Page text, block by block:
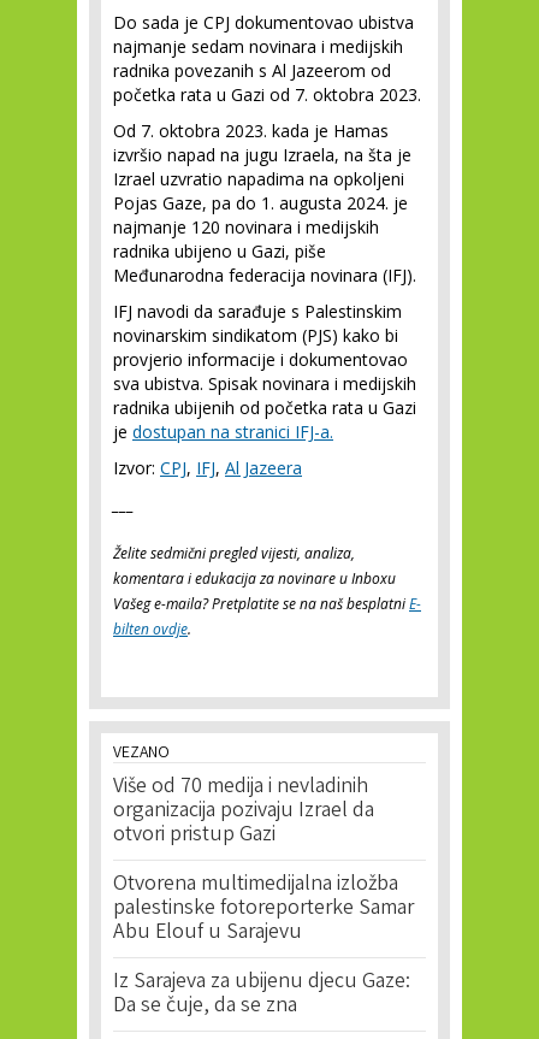
Do sada je CPJ dokumentovao ubistva
najmanje sedam novinara i medijskih
radnika povezanih s Al Jazeerom od
početka rata u Gazi od 7. oktobra 2023.
Od 7. oktobra 2023. kada je Hamas
izvršio napad na jugu Izraela, na šta je
Izrael uzvratio napadima na opkoljeni
Pojas Gaze, pa do 1. augusta 2024. je
najmanje 120 novinara i medijskih
radnika ubijeno u Gazi, piše
Međunarodna federacija novinara (IFJ).
IFJ navodi da sarađuje s Palestinskim
novinarskim sindikatom (PJS) kako bi
provjerio informacije i dokumentovao
sva ubistva. Spisak novinara i medijskih
radnika ubijenih od početka rata u Gazi
je dostupan na stranici IFJ-a.
Izvor: CPJ, IFJ, Al Jazeera
Želite sedmični pregled vijesti, analiza,
komentara i edukacija za novinare u Inboxu
Vašeg e-maila? Pretplatite se na naš besplatniE-
bilten ovdje.
VEZANO
Više od 70 medija i nevladinih
organizacija pozivaju Izrael da
otvori pristup Gazi
Otvorena multimedijalna izložba
palestinske fotoreporterke Samar
Abu Elouf u Sarajevu
Iz Sarajeva za ubijenu djecu Gaze:
Da se čuje, da se zna